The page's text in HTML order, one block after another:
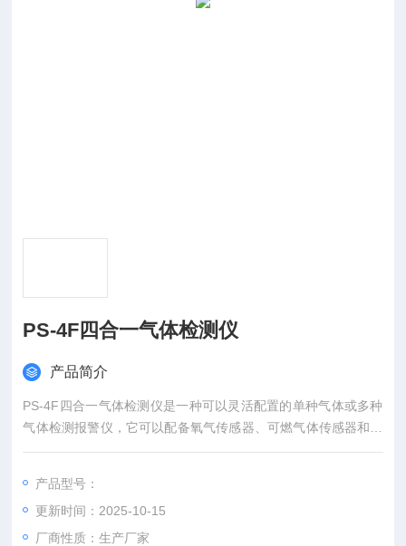
PS-4F四合一气体检测仪
产品简介
PS-4F四合一气体检测仪是一种可以灵活配置的单种气体或多种
气体检测报警仪，它可以配备氧气传感器、可燃气体传感器和有
毒气体传感器或任选四种气体传感器或任选单种气体传感器。
产品型号：
更新时间：2025-10-15
厂商性质：生产厂家